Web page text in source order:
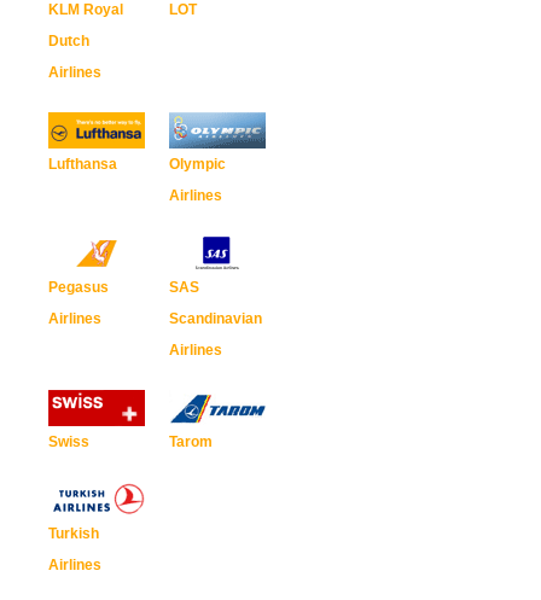
KLM Royal
Dutch
Airlines
LOT
Lufthansa
Olympic
Airlines
Pegasus
Airlines
SAS
Scandinavian
Airlines
Swiss Tarom
Turkish
Airlines